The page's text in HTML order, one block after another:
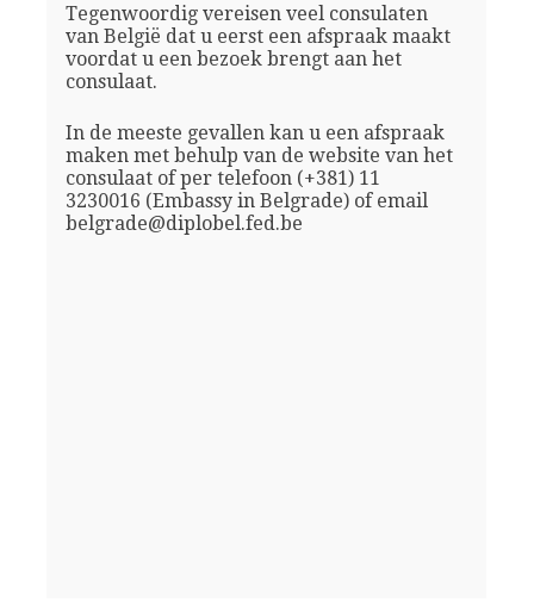
Tegenwoordig vereisen veel consulaten
van België dat u eerst een afspraak maakt
voordat u een bezoek brengt aan het
consulaat.
In de meeste gevallen kan u een afspraak
maken met behulp van de website van het
consulaat of per telefoon (+381) 11
3230016 (Embassy in Belgrade) of email
belgrade@diplobel.fed.be